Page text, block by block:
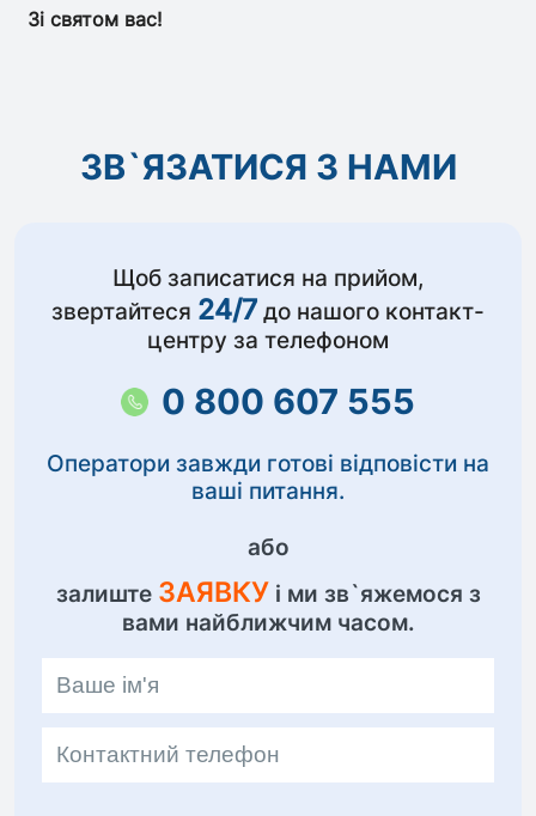
Зі святом вас!
ЗВ`ЯЗАТИСЯ З НАМИ
Щоб записатися на прийом,
звертайтеся 24/7 до нашого контакт-
центру за телефоном
0 800 607 555
Оператори завжди готові відповісти на
ваші питання.
або
залиште ЗАЯВКУ і ми зв`яжемося з
вами найближчим часом.